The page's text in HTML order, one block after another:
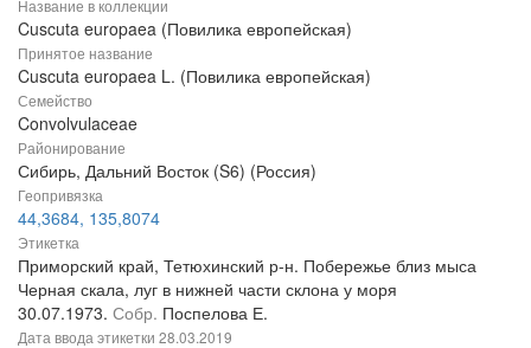
Название в коллекции
Cuscuta europaea (Повилика европейская)
Принятое название
Cuscuta europaea L. (Повилика европейская)
Семейство
Convolvulaceae
Районирование
Сибирь, Дальний Восток (S6) (Россия)
Геопривязка
44,3684, 135,8074
Этикетка
Приморский край, Тетюхинский р-н. Побережье близ мыса
Черная скала, луг в нижней части склона у моря
30.07.1973. Собр. Поспелова Е.
Дата ввода этикетки 28.03.2019